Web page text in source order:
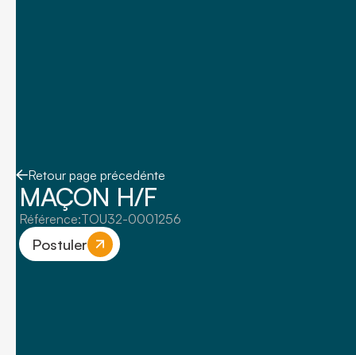
Retour page précedénte
MAÇON H/F
Référence:TOU32-0001256
Postuler